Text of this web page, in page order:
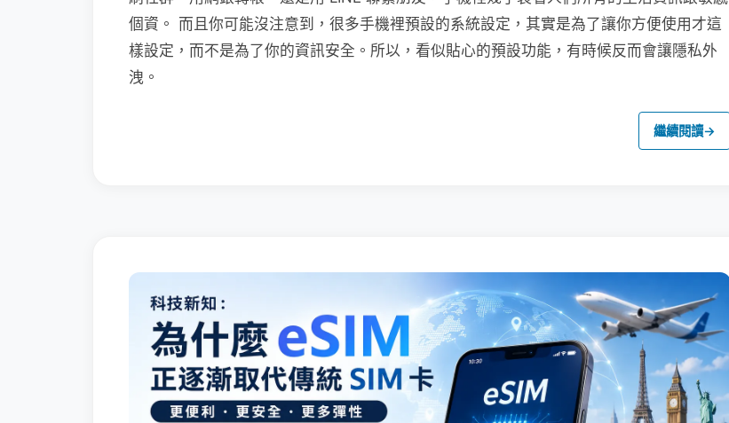
個資。 而且你可能沒注意到，很多手機裡預設的系統設定，其實是為了讓你方便使用才這
樣設定，而不是為了你的資訊安全。所以，看似貼心的預設功能，有時候反而會讓隱私外
洩。
繼續閱讀→